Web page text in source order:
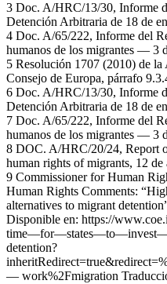
3 Doc. A/HRC/13/30, Informe
Detención Arbitraria de 18 de
4 Doc. A/65/222, Informe del
humanos de los migrantes — 3
5 Resolución 1707 (2010) de la
Consejo de Europa, párrafo
6 Doc. A/HRC/13/30, Informe
Detención Arbitraria de 18 de
7 Doc. A/65/222, Informe del
humanos de los migrantes — 3
8 DOC. A/HRC/20/24, Report
human rights of migrants, 12
9 Commissioner for Human
Human Rights Comments:
alternatives to migrant
Disponible en: https://
detention?
— work%2Fmigration